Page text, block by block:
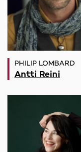
PHILIP LOMBARD
Antti Reini